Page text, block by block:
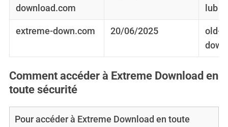
download.com
lub
extreme-down.com 20/06/2025
old-
Comment accéder à Extreme Download en
toute sécurité
Pour accéder à Extreme Download en toute